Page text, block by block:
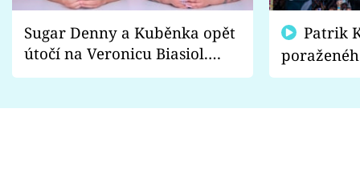
Sugar Denny a Kuběnka opět
útočí na Veronicu Biasiol.
Proč je podle nich falešná a
fanoušci